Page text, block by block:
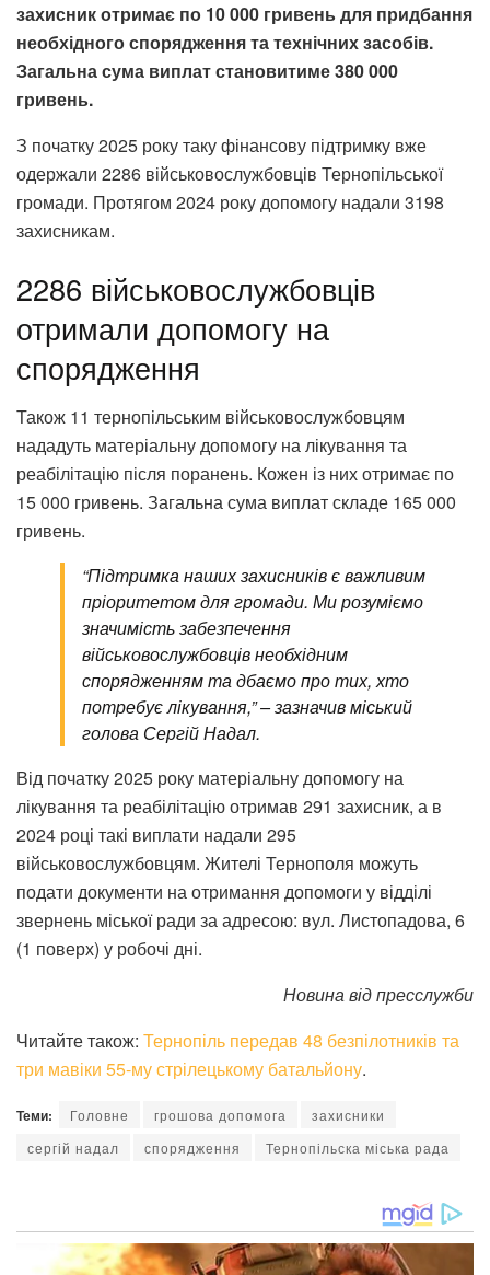
захисник отримає по 10 000 гривень для придбання
необхідного спорядження та технічних засобів.
Загальна сума виплат становитиме 380 000
гривень.
З початку 2025 року таку фінансову підтримку вже
одержали 2286 військовослужбовців Тернопільської
громади. Протягом 2024 року допомогу надали 3198
захисникам.
2286 військовослужбовців
отримали допомогу на
спорядження
Також 11 тернопільським військовослужбовцям
нададуть матеріальну допомогу на лікування та
реабілітацію після поранень. Кожен із них отримає по
15 000 гривень. Загальна сума виплат складе 165 000
гривень.
“Підтримка наших захисників є важливим
пріоритетом для громади. Ми розуміємо
значимість забезпечення
військовослужбовців необхідним
спорядженням та дбаємо про тих, хто
потребує лікування,” – зазначив міський
голова Сергій Надал.
Від початку 2025 року матеріальну допомогу на
лікування та реабілітацію отримав 291 захисник, а в
2024 році такі виплати надали 295
військовослужбовцям. Жителі Тернополя можуть
подати документи на отримання допомоги у відділі
звернень міської ради за адресою: вул. Листопадова, 6
(1 поверх) у робочі дні.
Новина від пресслужби
Читайте також: Тернопіль передав 48 безпілотників та
три мавіки 55-му стрілецькому батальйону.
Теми: Головне грошова допомога
захисники
сергій надал
спорядження Тернопільска міська рада